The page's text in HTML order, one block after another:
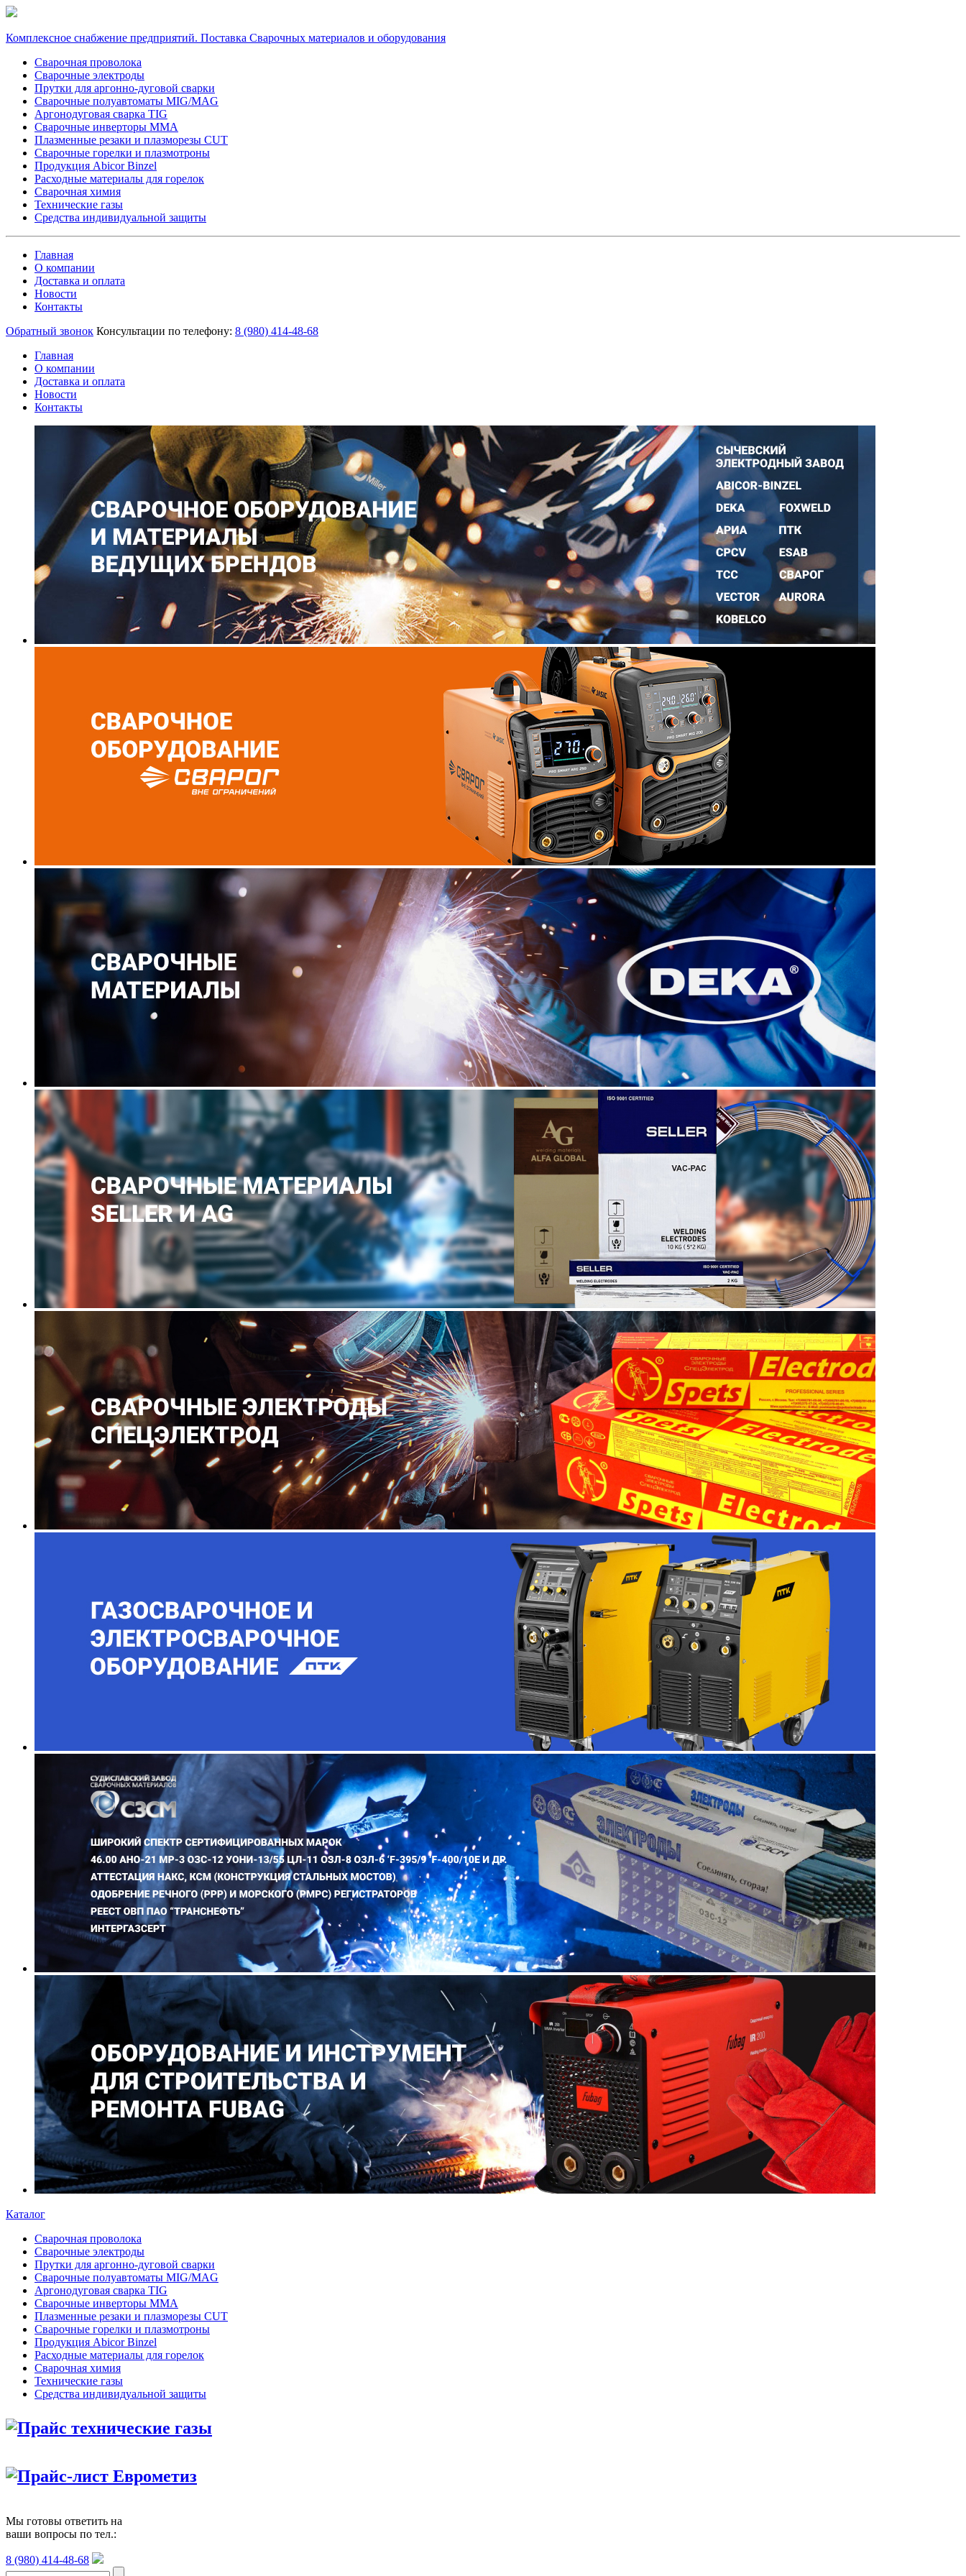
Комплексное снабжение предприятий. Поставка Сварочных материалов и оборудования
Сварочная проволока
Сварочные электроды
Прутки для аргонно-дуговой сварки
Сварочные полуавтоматы MIG/MAG
Аргонодуговая сварка TIG
Сварочные инверторы MMA
Плазменные резаки и плазморезы CUT
Сварочные горелки и плазмотроны
Продукция Abicor Binzel
Расходные материалы для горелок
Сварочная химия
Технические газы
Средства индивидуальной защиты
Главная
О компании
Доставка и оплата
Новости
Контакты
Обратный звонок Консультации по телефону: 8 (980) 414-48-68
Главная
О компании
Доставка и оплата
Новости
Контакты
Каталог
Сварочная проволока
Сварочные электроды
Прутки для аргонно-дуговой сварки
Сварочные полуавтоматы MIG/MAG
Аргонодуговая сварка TIG
Сварочные инверторы MMA
Плазменные резаки и плазморезы CUT
Сварочные горелки и плазмотроны
Продукция Abicor Binzel
Расходные материалы для горелок
Сварочная химия
Технические газы
Средства индивидуальной защиты
Прайс технические газы
Прайс-лист Еврометиз
Мы готовы ответить на
ваши вопросы по тел.:
8 (980) 414-48-68